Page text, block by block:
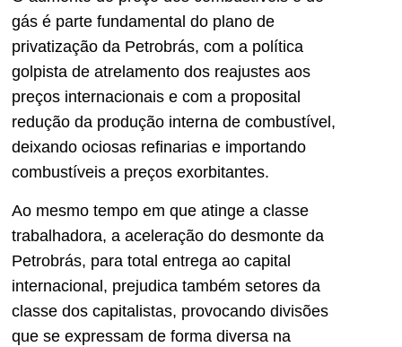
gás é parte fundamental do plano de
privatização da Petrobrás, com a política
golpista de atrelamento dos reajustes aos
preços internacionais e com a proposital
redução da produção interna de combustível,
deixando ociosas refinarias e importando
combustíveis a preços exorbitantes.
Ao mesmo tempo em que atinge a classe
trabalhadora, a aceleração do desmonte da
Petrobrás, para total entrega ao capital
internacional, prejudica também setores da
classe dos capitalistas, provocando divisões
que se expressam de forma diversa na